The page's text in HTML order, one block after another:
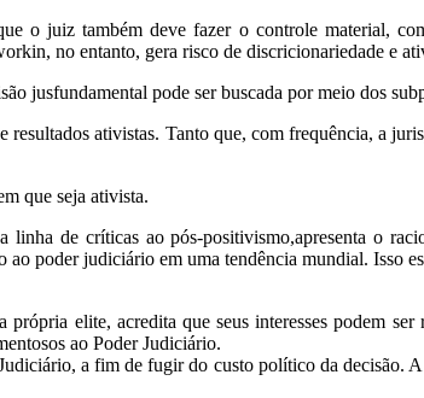
o juiz também deve fazer o controle material,
no entanto, gera risco de discricionariedade e
jusfundamental pode ser buscada por meio dos
resultados ativistas. Tanto que, com frequência, a
que seja ativista.
linha de críticas ao pós-positivismo,apresenta o
poder judiciário em uma tendência mundial. Isso
elite, acredita que seus interesses podem
ao Poder Judiciário.
a fim de fugir do custo político da decisão.